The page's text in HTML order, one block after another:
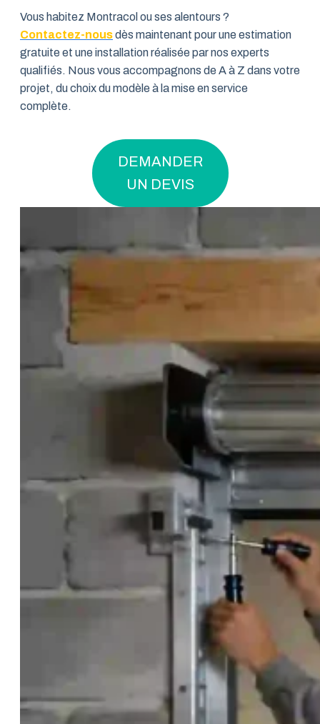
Vous habitez Montracol ou ses alentours ?
Contactez-nousdès maintenant pour une estimation
gratuite et une installation réalisée par nos experts
qualifiés. Nous vous accompagnons de A à Z dans votre
projet, du choix du modèle à la mise en service
complète.
DEMANDER
UN DEVIS